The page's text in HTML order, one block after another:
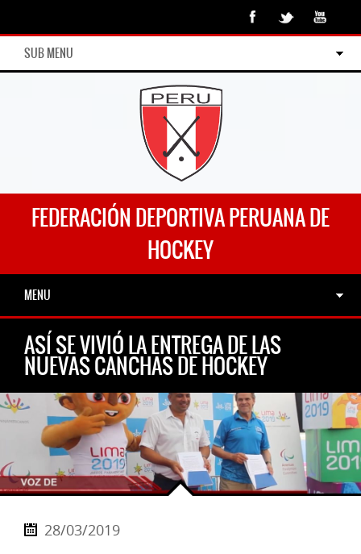
SUB MENU
FEDERACIÓN DEPORTIVA PERUANA DE
HOCKEY
MENU
ASÍ SE VIVIÓ LA ENTREGA DE LAS
NUEVAS CANCHAS DE HOCKEY
28/03/2019